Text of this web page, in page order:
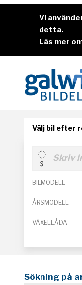
Vi
detta.
Läs mer
Välj bil efter
BILMODELL
ÅRSMODELL
VÄXELLÅDA
Sökning på